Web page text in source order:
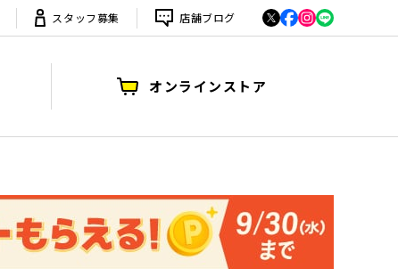
スタッフ募集 店舗ブログ
オンラインストア